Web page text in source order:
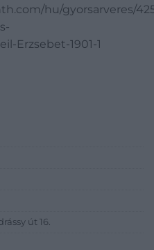
hu/gyorsarveres/
Erzsebet-1901-1
út 16.